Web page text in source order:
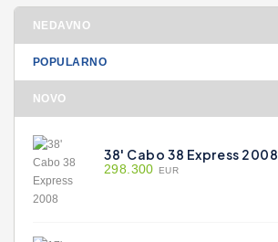
NEDAVNO
POPULARNO
NOVO
38' Cabo 38 Express 2008
298.300 EUR